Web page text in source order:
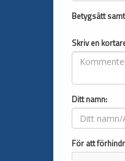
Betygsätt
Skriv en
Ditt namn:
För att